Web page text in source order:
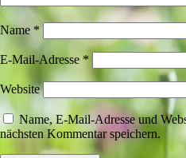
Name *
E-Mail-Adresse *
Website
Name, E-Mail-Adresse und
nächsten Kommentar speichern.